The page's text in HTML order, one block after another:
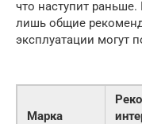
что наступит раньше.
лишь общие
эксплуатации могут
Марка